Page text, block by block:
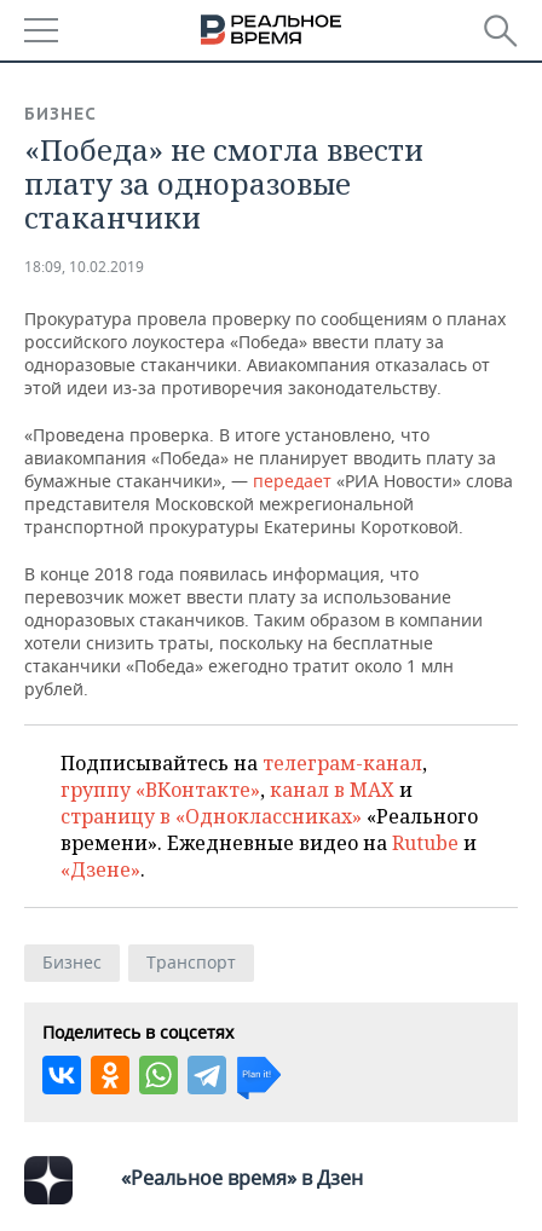
БАШКОРТОСТАН
ТАТАРСТАН
НОВОСТИ
АНАЛИТИКА
ДЕКЛАРАЦИИ О ДОХОДАХ
КОРОЛИ ГОСЗАКАЗА ПФО
КОМУ ПРИНАДЛЕЖАТ
ТОРГОВЫЕ ЦЕНТРЫ
ТАТАРСТАНА
НОВОСТИ ЭКОНОМИКИ
ФИНАНСЫ
БЮДЖЕТ
ИНВЕСТИЦИИ
ПРОМЫШЛЕННОСТЬ
НОВОСТИ
ПРОМЫШЛЕННОСТИ
АГРОПРОМ
МАШИНОСТРОЕНИЕ
НЕФТЬ
ОПК
НЕДВИЖИМОСТЬ
НОВОСТИ АВТО
БИЗНЕС
НОВОСТИ БИЗНЕСА
РОЗНИЧНАЯ ТОРГОВЛЯ
ТРАНСПОРТ
УСЛУГИ
ТЕХНОЛОГИИ
НОВОСТИ ТЕХНОЛОГИЙ
IT
МЕДИА
ТЕЛЕКОММУНИКАЦИИ
МЕРОПРИЯТИЯ
НОВОСТИ МЕРОПРИЯТИЙ
ВЫЕЗДНАЯ РЕДАКЦИЯ
БИЗНЕС-БРАНЧИ
ONLINE-КОНФЕРЕНЦИИ
ОТКРЫТАЯ ЛЕКЦИЯ
СПОРТ
НОВОСТИ СПОРТА
ФУТБОЛ
ХОККЕЙ
БАСКЕТБОЛ
КИБЕРСПОРТ
ФИГУРНОЕ КАТАНИЕ
ВОДНЫЕ ВИДЫ СПОРТА
ОБЩЕСТВО
НОВОСТИ ОБЩЕСТВА
ВЛАСТЬ
ИНФРАСТРУКТУРА
КУЛЬТУРА
МЕДИЦИНА
ОБРАЗОВАНИЕ
ФОТОГАЛЕРЕЯ
СЮЖЕТЫ
СПРАВОЧНИК
СПИСОК КОМПАНИЙ
БИЗНЕС
«Победа» не смогла ввести
плату за одноразовые
стаканчики
18:09, 10.02.2019
Прокуратура провела проверку по сообщениям о планах
российского лоукостера «Победа» ввести плату за
одноразовые стаканчики. Авиакомпания отказалась от
этой идеи из-за противоречия законодательству.
«Проведена проверка. В итоге установлено, что
авиакомпания «Победа» не планирует вводить плату за
бумажные стаканчики», — передает «РИА Новости» слова
представителя Московской межрегиональной
транспортной прокуратуры Екатерины Коротковой.
В конце 2018 года появилась информация, что
перевозчик может ввести плату за использование
одноразовых стаканчиков. Таким образом в компании
хотели снизить траты, поскольку на бесплатные
стаканчики «Победа» ежегодно тратит около 1 млн
рублей.
Подписывайтесь на телеграм-канал,
группу «ВКонтакте»,канал в MAXи
страницу в «Одноклассниках» «Реального
времени». Ежедневные видео наRutube и
«Дзене».
Бизнес Транспорт
Поделитесь в соцсетях
«Реальное время» в Дзен